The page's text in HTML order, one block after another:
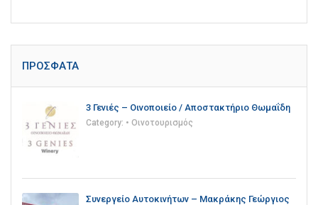
ΠΡΌΣΦΑΤΑ
3 Γενιές – Οινοποιείο / Αποστακτήριο Θωμαΐδη
Category: • Οινοτουρισμός
Συνεργείο Αυτοκινήτων – Μακράκης Γεώργιος